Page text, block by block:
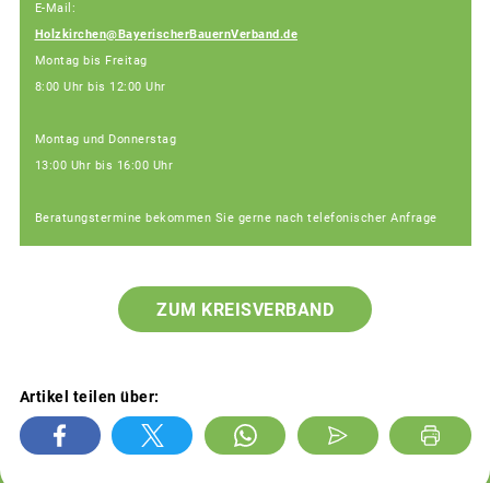
E-Mail:
Holzkirchen@BayerischerBauernVerband.de
Montag bis Freitag
8:00 Uhr bis 12:00 Uhr
Montag und Donnerstag
13:00 Uhr bis 16:00 Uhr
Beratungstermine bekommen Sie gerne nach telefonischer Anfrage
ZUM KREISVERBAND
Artikel teilen über: